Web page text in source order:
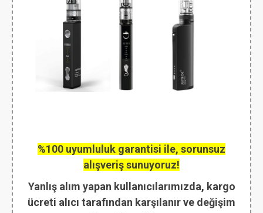
%100 uyumluluk garantisi ile, sorunsuz
alışveriş sunuyoruz!
Yanlış alım yapan kullanıcılarımızda, kargo
ücreti alıcı tarafından karşılanır ve değişim